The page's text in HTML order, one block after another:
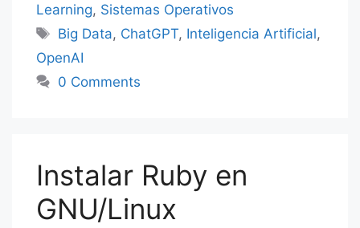
Learning, Sistemas Operativos
Etiquetas
Big Data, ChatGPT, Inteligencia Artificial,
OpenAI
0 Comments
Instalar Ruby en
GNU/Linux